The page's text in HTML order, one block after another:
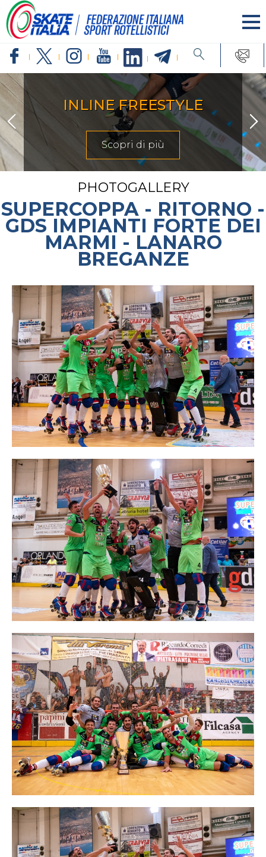
INLINE FREESTYLE
Scopri di più
PHOTOGALLERY
SUPERCOPPA - RITORNO -
GDS IMPIANTI FORTE DEI
MARMI - LANARO
BREGANZE